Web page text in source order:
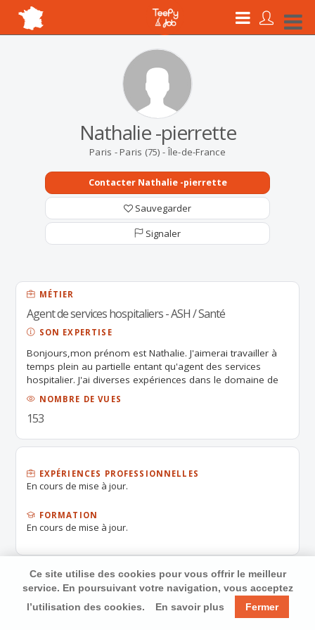
Nathalie -pierrette
Paris - Paris (75) - Île-de-France
Contacter Nathalie -pierrette
Sauvegarder
Signaler
MÉTIER
Agent de services hospitaliers - ASH / Santé
SON EXPERTISE
Bonjours,mon prénom est Nathalie. J'aimerai travailler à
temps plein au partielle entant qu'agent des services
hospitalier. J'ai diverses expériences dans le domaine de
l’hygiène et du nettoyage; particulièrement motivée ,je
suis une personne réactive, rapide dans mon travail et
très disponible . je suis à votre entière disposition pour un
que mes compétences concordent avec vos exigences.
salutations .
NOMBRE DE VUES
153
EXPÉRIENCES PROFESSIONNELLES
En cours de mise à jour.
FORMATION
En cours de mise à jour.
Ce site utilise des cookies pour vous offrir le meilleur
service. En poursuivant votre navigation, vous acceptez
l’utilisation des cookies.
En savoir plus Fermer